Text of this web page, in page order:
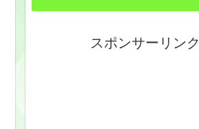
スポンサーリンク